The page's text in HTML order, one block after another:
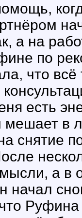
а на
по
что
есть
мешает
снятие
а в
начал